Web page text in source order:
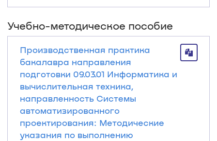
Учебно-методическое пособие
Производственная практика
бакалавра направления
подготовки 09.03.01 Информатика и
вычислительная техника,
направленность Системы
автоматизированного
проектирования: Методические
указания по выполнению